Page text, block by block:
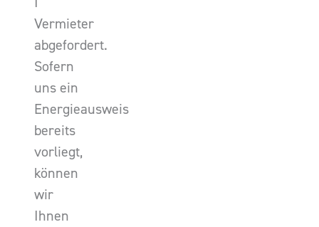
Vermieter
abgefordert.
Sofern
uns ein
Energieausweis
bereits
vorliegt,
können
wir
Ihnen